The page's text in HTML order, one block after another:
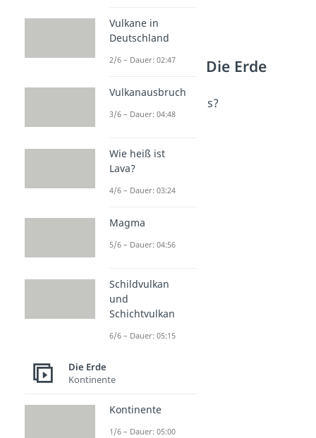
Weitere Inhalte: Die Erde
Gewässer
Wie viele Ozeane gibt es?
Dauer: 04:37
Meer
Süßwasser Meer
Dauer: 05:28
Schäre
Brackwasser
Vulkane in
Deutschland
2/6 – Dauer: 02:47
Vulkanausbruch
3/6 – Dauer: 04:48
Wie heiß ist
Lava?
4/6 – Dauer: 03:24
Magma
5/6 – Dauer: 04:56
Schildvulkan
und
Schichtvulkan
6/6 – Dauer: 05:15
Die Erde
Kontinente
Kontinente
1/6 – Dauer: 05:00